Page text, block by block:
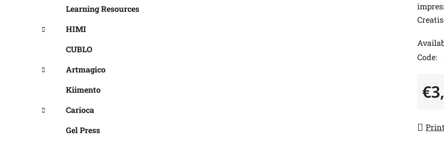
Learning Resources
HIMI
CUBLO
Artmagico
Kiimento
Carioca
Gel Press
Code:
Print